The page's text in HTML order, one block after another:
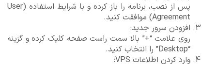
پس از نصب، برنامه را باز کرده و با شرایط استفاده (User
Agreement) موافقت کنید.
افزودن سرور جدید:
روی علامت “+” بالا سمت راست صفحه کلیک کرده و گزینه
“Desktop” را انتخاب کنید.
وارد کردن اطلاعات VPS: